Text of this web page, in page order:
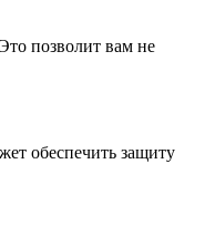
позволит вам не
обеспечить защиту